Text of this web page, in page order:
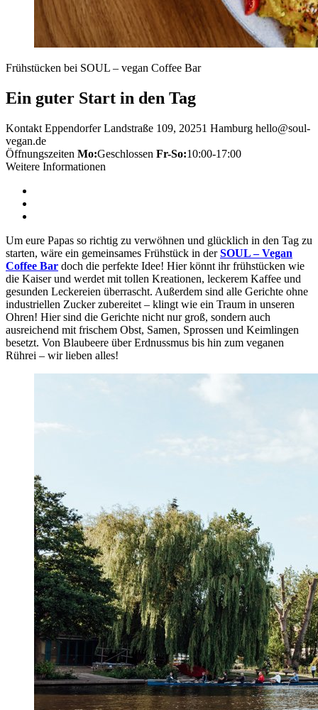
Frühstücken bei SOUL – vegan Coffee Bar
Ein guter Start in den Tag
Kontakt Eppendorfer Landstraße 109, 20251 Hamburg hello@soul-
vegan.de
Öffnungszeiten Mo:Geschlossen Fr-So:10:00-17:00
Weitere Informationen
Um eure Papas so richtig zu verwöhnen und glücklich in den Tag zu
starten, wäre ein gemeinsames Frühstück in derSOUL – Vegan
Coffee Bar doch die perfekte Idee! Hier könnt ihr frühstücken wie
die Kaiser und werdet mit tollen Kreationen, leckerem Kaffee und
gesunden Leckereien überrascht. Außerdem sind alle Gerichte ohne
industriellen Zucker zubereitet – klingt wie ein Traum in unseren
Ohren! Hier sind die Gerichte nicht nur groß, sondern auch
ausreichend mit frischem Obst, Samen, Sprossen und Keimlingen
besetzt. Von Blaubeere über Erdnussmus bis hin zum veganen
Rührei – wir lieben alles!